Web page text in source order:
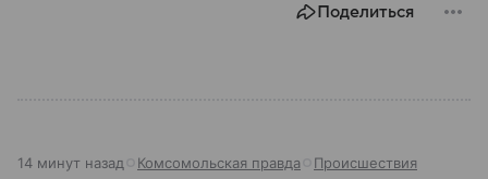
Поделиться
14 минут назад Комсомольская правда Происшествия